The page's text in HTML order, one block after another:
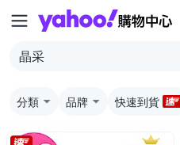
分類 品牌 快速到貨